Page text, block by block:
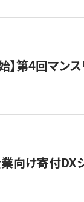
】第4回マン
業向け寄付